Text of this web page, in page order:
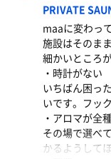
PRIVATE
maaに変わっ
施設はそのま
細かいところ
・時計がない
いちばん困っ
いです。フッ
・アロマが全
その場で選べ
かるようして